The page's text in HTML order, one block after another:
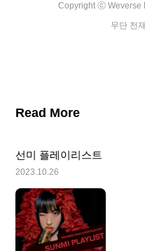
Copyright ⓒ Weverse
무단 전
Read More
선미 플레이리스트
2023.10.26